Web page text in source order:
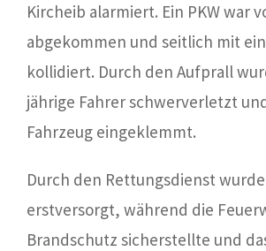
Kircheib alarmiert. Ein PKW war
abgekommen und seitlich mit
kollidiert. Durch den Aufprall
jährige Fahrer schwerverletzt
Fahrzeug eingeklemmt.
Durch den Rettungsdienst
erstversorgt, während die
Brandschutz sicherstellte und